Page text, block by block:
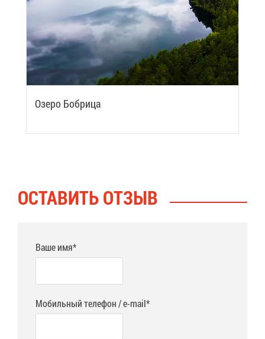
Озе­ро Боб­ри­ца
ОСТА­ВИТЬ ОТ­ЗЫВ
Ваше имя*
Мобильный телефон / e-mail*